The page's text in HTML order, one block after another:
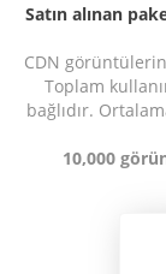
Satın alınan
CDN
Toplam
bağlıdır.
10,000